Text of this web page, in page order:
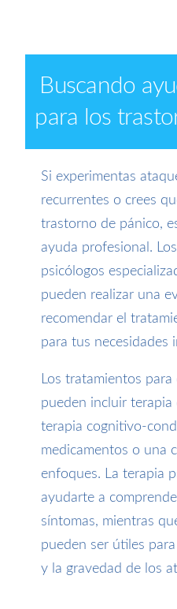
Buscando
para los
Si experimentas
recurrentes o crees
trastorno de pánico,
ayuda profesional.
psicólogos
pueden realizar una
recomendar el
para tus necesidades
Los tratamientos
pueden incluir terapia
terapia cognitivo-
medicamentos o una
enfoques. La terapia
ayudarte a
síntomas, mientras
pueden ser útiles
y la gravedad de los